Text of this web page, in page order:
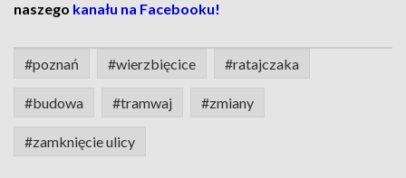
naszego kanału na Facebooku!
#poznań #wierzbięcice #ratajczaka
#budowa #tramwaj #zmiany
#zamknięcie ulicy